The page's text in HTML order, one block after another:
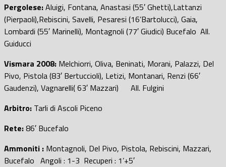
Pergolese:Aluigi, Fontana, Anastasi (55′ Ghetti),Lattanzi
(Pierpaoli),Rebiscini, Savelli, Pesaresi (16’Bartolucci), Gaia,
Lombardi (55′ Marinelli), Montagnoli (77′ Giudici) Bucefalo All.
Guiducci
Vismara 2008: Melchiorri, Oliva, Beninati, Morani, Palazzi, Del
Pivo, Pistola (83′ Bertuccioli), Letizi, Montanari, Renzi (66′
Gaudenzi), Vagnarelli( 63′ Mazzari) All. Fulgini
Arbitro: Tarli di Ascoli Piceno
Rete:86′ Bucefalo
Ammoniti : Montagnoli, Del Pivo, Pistola, Rebiscini, Mazzari,
Bucefalo Angoli : 1-3 Recuperi : 1’+5′